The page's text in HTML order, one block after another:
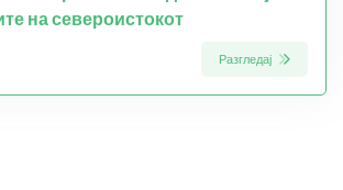
на североистокот
Разгледај